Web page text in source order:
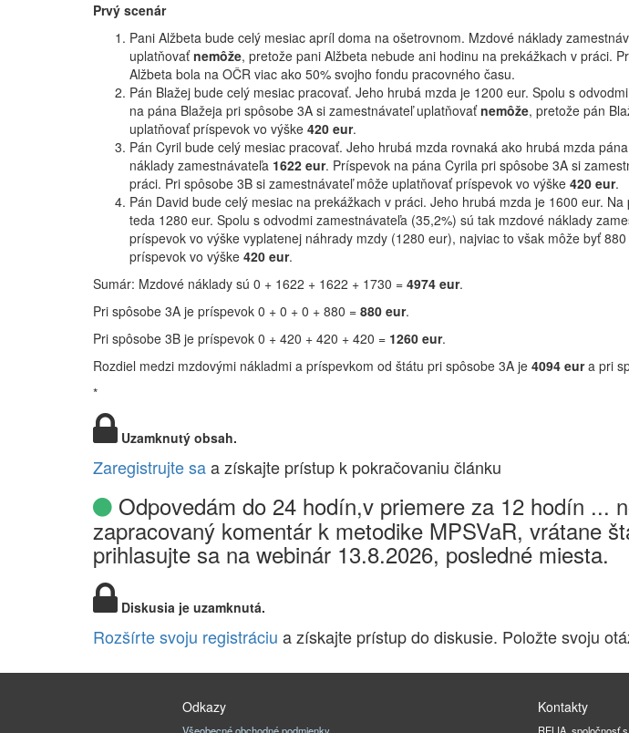
Prvý scenár
Pani Alžbeta bude celý mesiac apríl doma na ošetrovnom. Mzdové náklady
uplatňovaťnemôže, pretože pani Alžbeta nebude ani hodinu na prekážkach v práci.
Alžbeta bola na OČR viac ako 50% svojho fondu pracovného času.
Pán Blažej bude celý mesiac pracovať. Jeho hrubá mzda je 1200 eur. Spolu s
na pána Blažeja pri spôsobe 3A si zamestnávateľ uplatňovaťnemôže, pretože pán
uplatňovať príspevok vo výške 420 eur.
Pán Cyril bude celý mesiac pracovať. Jeho hrubá mzda rovnaká ako hrubá mzda
náklady zamestnávateľa 1622 eur. Príspevok na pána Cyrila pri spôsobe 3A si
práci. Pri spôsobe 3B si zamestnávateľ môže uplatňovať príspevok vo výške 420 eur.
Pán David bude celý mesiac na prekážkach v práci. Jeho hrubá mzda je 1600 eur.
teda 1280 eur. Spolu s odvodmi zamestnávateľa (35,2%) sú tak mzdové náklady
príspevok vo výške vyplatenej náhrady mzdy (1280 eur), najviac to však môže byť
príspevok vo výške 420 eur.
Sumár: Mzdové náklady sú 0 + 1622 + 1622 + 1730 = 4974 eur.
Pri spôsobe 3A je príspevok 0 + 0 + 0 + 880 = 880 eur.
Pri spôsobe 3B je príspevok 0 + 420 + 420 + 420 = 1260 eur.
Rozdiel medzi mzdovými nákladmi a príspevkom od štátu pri spôsobe 3A je 4094 eura pri
*
Uzamknutý obsah.
Zaregistrujte saa získajte prístup k pokračovaniu článku
Odpovedám do 24 hodín,v priemere za 12 hodín ...
zapracovaný komentár k metodike MPSVaR, vrátane
prihlasujte sa na webinár 13.8.2026, posledné miesta.
Diskusia je uzamknutá.
Rozšírte svoju registráciu a získajte prístup do diskusie. Položte svoju
Odkazy Kontakty